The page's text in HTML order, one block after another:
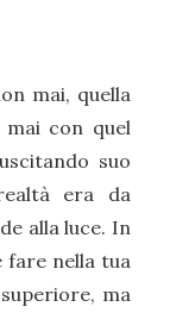
mai, quella
con quel
suo
era da
alla luce. In
fare nella tua
ma